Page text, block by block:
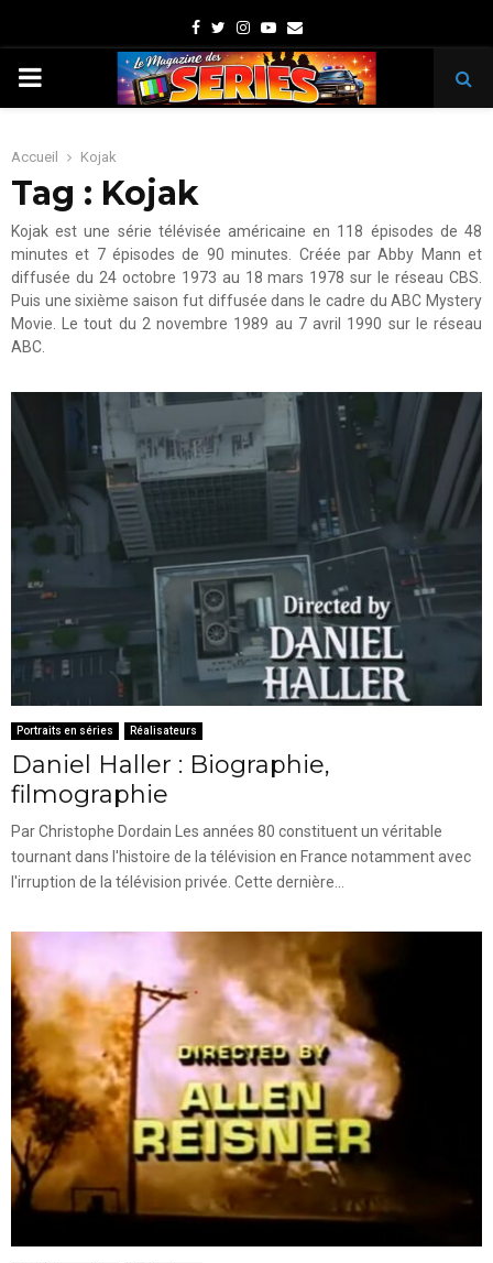
Facebook
TwitterInstagram
Youtube
Email
PRIMARY
Accueil Kojak
Tag : Kojak
Kojak est une série télévisée américaine en 118 épisodes de 48
minutes et 7 épisodes de 90 minutes. Créée par Abby Mann et
diffusée du 24 octobre 1973 au 18 mars 1978 sur le réseau CBS.
Puis une sixième saison fut diffusée dans le cadre du ABC Mystery
Movie. Le tout du 2 novembre 1989 au 7 avril 1990 sur le réseau
ABC.
Portraits en séries Réalisateurs
Daniel Haller : Biographie,
filmographie
Par Christophe Dordain Les années 80 constituent un véritable
tournant dans l'histoire de la télévision en France notamment avec
l'irruption de la télévision privée. Cette dernière...